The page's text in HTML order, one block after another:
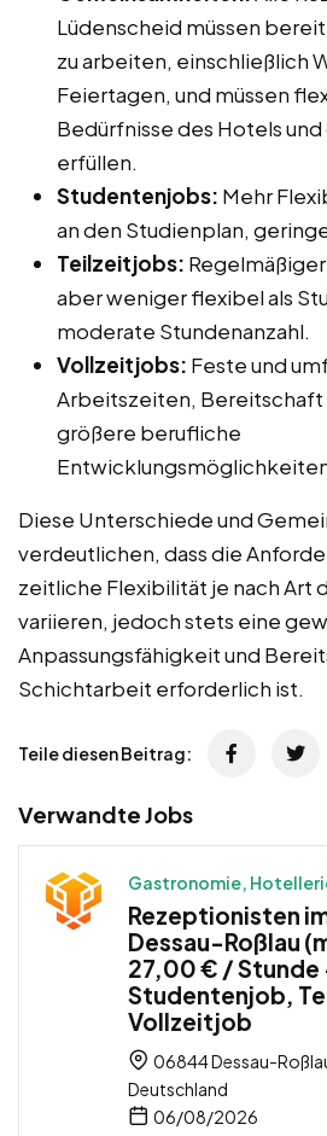
Lüdenscheid müssen
zu arbeiten, einschließlich
Feiertagen, und müssen
Bedürfnisse des Hotels und
erfüllen.
Studentenjobs: Mehr
an den Studienplan,
Teilzeitjobs:
aber weniger flexibel als
moderate Stundenanzahl.
Vollzeitjobs: Feste und
Arbeitszeiten, Bereitschaft
größere berufliche
Diese Unterschiede und
verdeutlichen, dass die
zeitliche Flexibilität je nach Art
variieren, jedoch stets eine
Anpassungsfähigkeit und
Schichtarbeit erforderlich ist.
Teile diesen Beitrag:
Verwandte Jobs
Gastronomie,
Rezeptionisten
Dessau-Roßlau
27,00 € / Stunde
Studentenjob,
Vollzeitjob
06844 Dessau-
Deutschland
06/08/2026